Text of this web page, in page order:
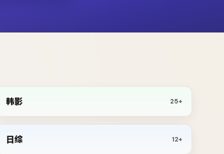
韩影 25+
日综 12+